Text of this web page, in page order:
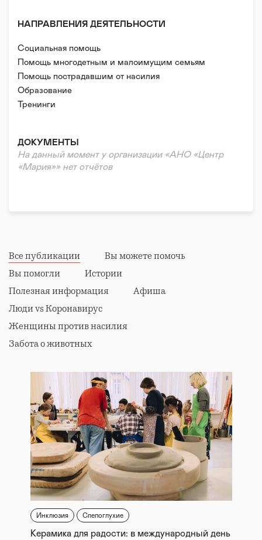
тренинги;
поддержке семей, находящихся в ситуации
семейного неблагополучия;
— Организовывает различные мероприятия для
НАПРАВЛЕНИЯ ДЕЯТЕЛЬНОСТИ
Социальная помощь
Помощь многодетным и малоимущим семьям
Помощь пострадавшим от насилия
Помощь пострадавшим от стихийных бедствий/
катастроф/войн
Волонтерская помощь
Психологическая помощь
Правовая поддержка
Образование
Тренинги
ДОКУМЕНТЫ
На данный момент у организации «АНО «Центр
«Мария»» нет отчётов
Все публикации
Вы можете помочь
Вы помогли
Истории
Полезная информация
Афиша
Люди vs Коронавирус
Женщины против насилия
Забота о животных
Инклюзия Слепоглухие
Керамика для радости: в международный день